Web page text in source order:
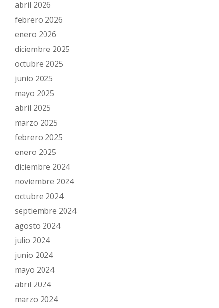
abril 2026
febrero 2026
enero 2026
diciembre 2025
octubre 2025
junio 2025
mayo 2025
abril 2025
marzo 2025
febrero 2025
enero 2025
diciembre 2024
noviembre 2024
octubre 2024
septiembre 2024
agosto 2024
julio 2024
junio 2024
mayo 2024
abril 2024
marzo 2024